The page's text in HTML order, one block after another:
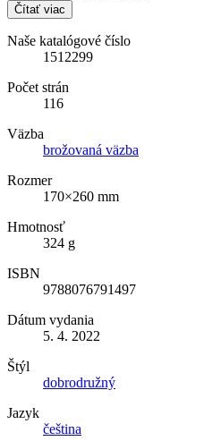
Čítať viac
Naše katalógové číslo
1512299
Počet strán
116
Väzba
brožovaná väzba
Rozmer
170×260 mm
Hmotnosť
324 g
ISBN
9788076791497
Dátum vydania
5. 4. 2022
Štýl
dobrodružný
Jazyk
čeština